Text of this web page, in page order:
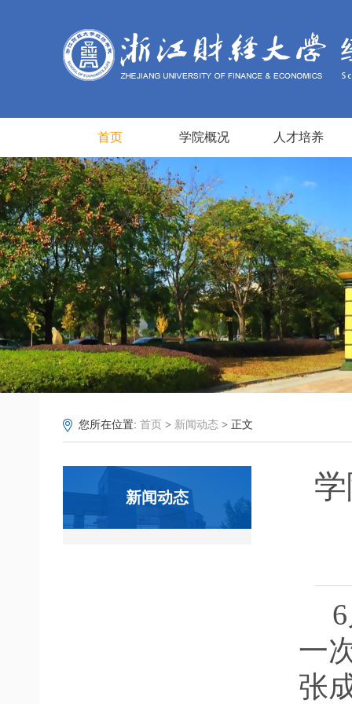
首页 学院概况 人才培养
您所在位置: 首页 > 新闻动态 > 正文
新闻动态
6
一
张